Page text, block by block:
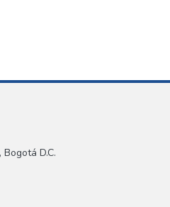
D.C.